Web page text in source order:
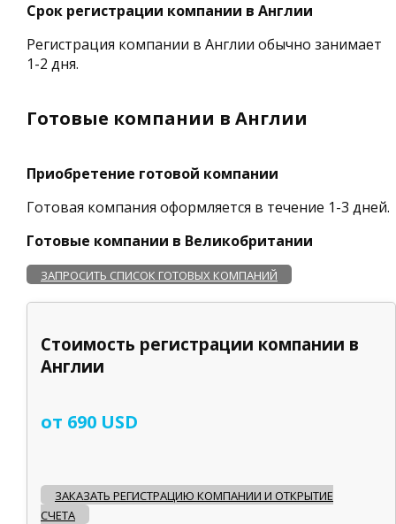
Срок регистрации компании в Англии
Регистрация компании в Англии обычно занимает
1-2 дня.
Готовые компании в Англии
Приобретение готовой компании
Готовая компания оформляется в течение 1-3 дней.
Готовые компании в Великобритании
ЗАПРОСИТЬ СПИСОК ГОТОВЫХ КОМПАНИЙ
Стоимость регистрации компании в
Англии
от 690 USD
ЗАКАЗАТЬ РЕГИСТРАЦИЮ КОМПАНИИ И ОТКРЫТИЕ
СЧЕТА